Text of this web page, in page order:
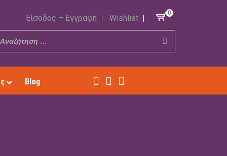
Είσοδος – Εγγραφή Wishlist
0
Blog